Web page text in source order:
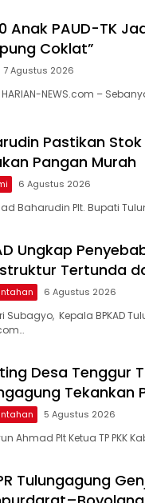
Anak PAUD-TK
Coklat”
7 Agustus 2026
HARIAN-NEWS.com –
Pastikan
Pangan Murah
6 Agustus 2026
Baharudin Plt. Bupati
Ungkap
Tertunda
6 Agustus 2026
Subagyo, Kepala BPKAD
Desa Tenggur
Tekankan
5 Agustus 2026
Ahmad Plt Ketua TP PKK
Tulungagung